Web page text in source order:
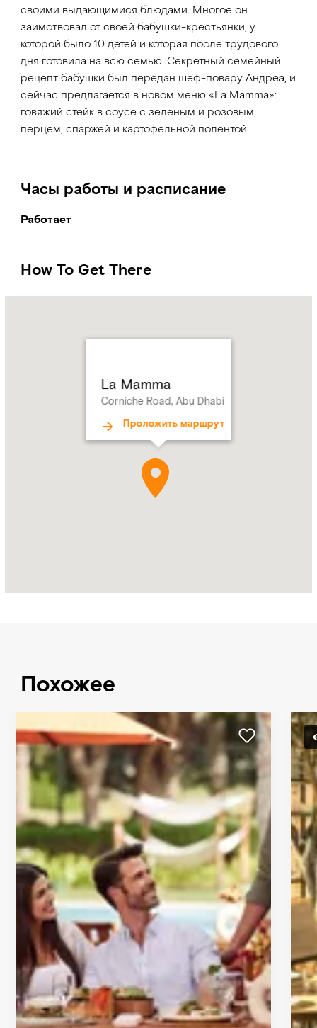
своими выдающимися блюдами. Многое он
заимствовал от своей бабушки-крестьянки, у
которой было 10 детей и которая после трудового
дня готовила на всю семью. Секретный семейный
рецепт бабушки был передан шеф-повару Андреа, и
сейчас предлагается в новом меню «La Mamma»:
говяжий стейк в соусе с зеленым и розовым
перцем, спаржей и картофельной полентой.
Часы работы и расписание
Работает
How To Get There
Corniche
La Mamma
Corniche Road, Abu Dhabi
Проложить маршрут
Похожее